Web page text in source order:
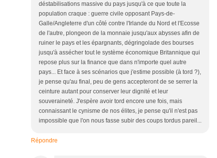
déstabilisations massive du pays jusqu'à ce que toute la
population craque : guerre civile opposant Pays-de-
Galle/Angleterre d'un côté contre l'Irlande du Nord et l'Ecosse
de l'autre, plongeon de la monnaie jusqu'aux abysses afin de
ruiner le pays et les épargnants, dégringolade des bourses
jusqu'à assécher tout le système économique Britannique qui
repose plus sur la finance que dans n'importe quel autre
pays... Et face à ses scénarios que j'estime possible (à tord ?),
je pense qu'au final, peu de gens accepteront de se serrer la
ceinture autant pour conserver leur dignité et leur
souveraineté. J'espère avoir tord encore une fois, mais
connaissant le cynisme de nos élites, je pense qu'il n'est pas
impossible que l'on nous fasse subir des coups tordus pareil...
Répondre